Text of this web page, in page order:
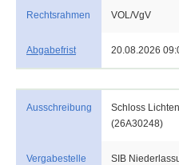
Rechtsrahmen VOL/VgV
Abgabefrist 20.08.2026
Ausschreibung
Schloss
(26A30248)
Vergabestelle SIB